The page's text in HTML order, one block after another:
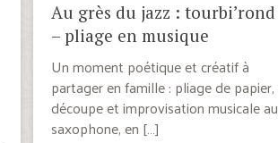
Au grès du jazz : tourbi’rond
– pliage en musique
Un moment poétique et créatif à
partager en famille : pliage de papier,
découpe et improvisation musicale au
saxophone, en […]